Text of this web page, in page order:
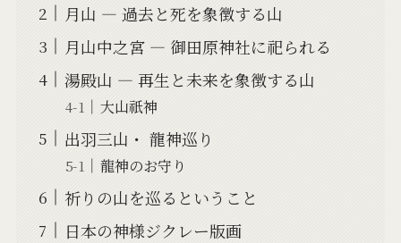
月山 ― 過去と死を象徴する山
月山中之宮 ― 御田原神社に祀られる
湯殿山 ― 再生と未来を象徴する山
大山祇神
出羽三山・ 龍神巡り
龍神のお守り
祈りの山を巡るということ
日本の神様ジクレー版画